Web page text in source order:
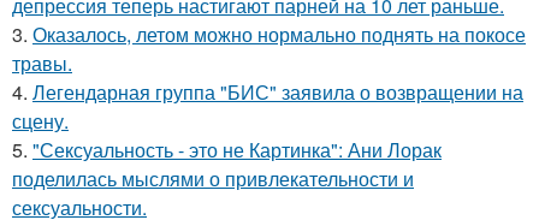
3. Оказалось, летом можно нормально поднять на покосе
травы.
4. Легендарная группа "БИС" заявила о возвращении на
сцену.
5. "Сексуальность - это не Картинка": Ани Лорак
поделилась мыслями о привлекательности и
сексуальности.